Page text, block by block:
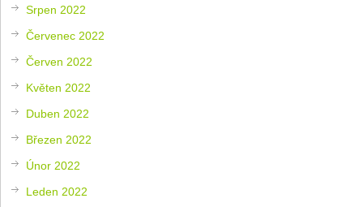
Srpen 2022
Červenec 2022
Červen 2022
Květen 2022
Duben 2022
Březen 2022
Únor 2022
Leden 2022